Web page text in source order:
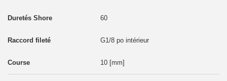
60
G1/8 po intérieur
10 [mm]